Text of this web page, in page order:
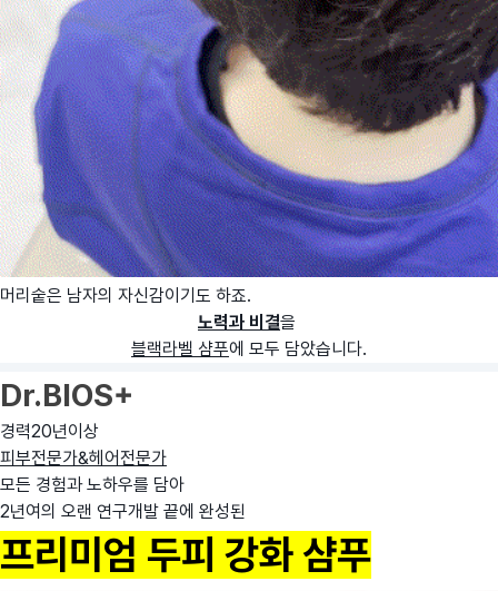
머리숱은 남자의 자신감이기도 하죠.
노력과 비결을
블랙라벨 샴푸에 모두 담았습니다.
Dr.BIOS+
경력20년이상
피부전문가&헤어전문가
모든 경험과 노하우를 담아
2년여의 오랜 연구개발 끝에 완성된
프리미엄 두피 강화 샴푸